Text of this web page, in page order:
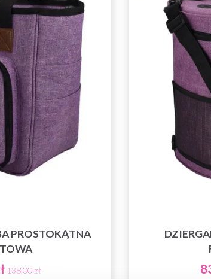
PROSTOKĄTNA
138,00 zł